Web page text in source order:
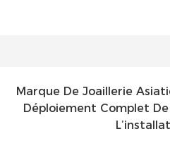
Marque De Joaillerie
Déploiement Complet